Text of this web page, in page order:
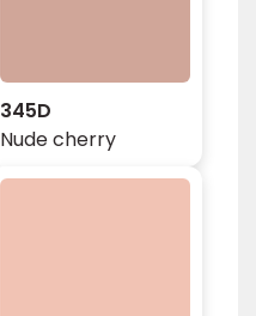
345D
Nude cherry